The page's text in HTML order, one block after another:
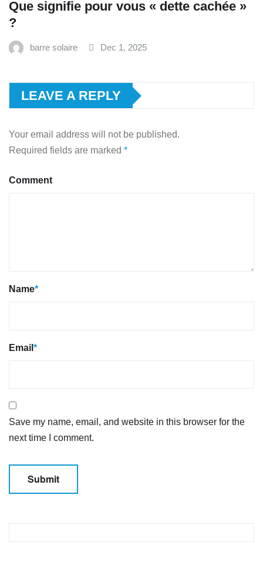
Que signifie pour vous « dette cachée »
?
barre solaire Dec 1, 2025
LEAVE A REPLY
Your email address will not be published.
Required fields are marked *
Comment
Name*
Email *
Save my name, email, and website in this browser for the
next time I comment.